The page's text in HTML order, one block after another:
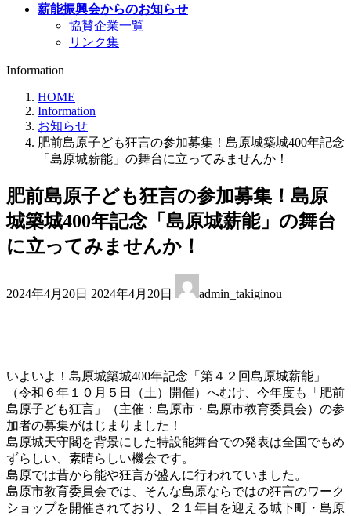
薪能振興会からのお知らせ
協賛企業一覧
リンク集
Information
HOME
Information
お知らせ
肥前島原子ども狂言の参加募集！島原城築城400年記念
「島原城薪能」の舞台に立ってみませんか！
肥前島原子ども狂言の参加募集！島原
城築城400年記念「島原城薪能」の舞台
に立ってみませんか！
2024年4月20日 終
:
2024年4月20日 admin_takiginou
いよいよ！島原城築城400年記念「第４２回島原城薪能」
（令和６年１０月５日（土）開催）へむけ、今年度も「肥前
島原子ども狂言」（主催：島原市・島原市教育委員会）の参
加者の募集がはじまりました！
島原城天守閣を背景にした特設能舞台での発表は全国でもめ
ずらしい、素晴らしい機会です。
島原では昔から能や狂言が盛んに行われていました。
島原市教育委員会では、そんな島原ならではの狂言のワーク
ショップを開催されており、２１年目を迎える城下町・島原